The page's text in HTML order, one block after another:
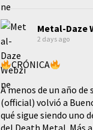
Metal-Daze
2 days ago
CRÓNICA
A menos de un año
(official) volvió a
qué sigue siendo uno
del Death Metal. Más